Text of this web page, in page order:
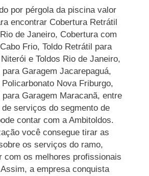
por pérgola da piscina valor
encontrar Cobertura Retrátil
de Janeiro, Cobertura com
Frio, Toldo Retrátil para
e Toldos Rio de Janeiro,
Garagem Jacarepaguá,
Nova Friburgo,
Garagem Maracanã, entre
serviços do segmento de
contar com a Ambitoldos.
você consegue tirar as
os serviços do ramo,
com os melhores profissionais
a empresa conquista